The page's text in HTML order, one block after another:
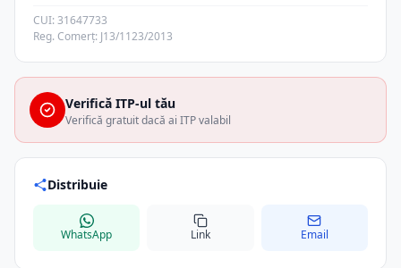
CUI: 31647733
Reg. Comerț: J13/1123/2013
Verifică ITP-ul tău
Verifică gratuit dacă ai ITP valabil
Distribuie
WhatsApp Link Email